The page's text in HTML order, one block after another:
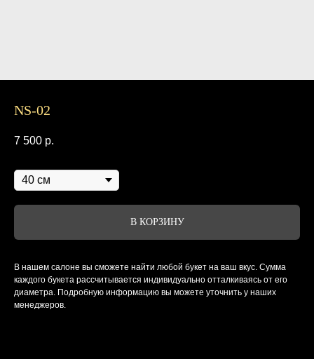
NS-02
7 500 р.
В КОРЗИНУ
В нашем салоне вы сможете найти любой букет на ваш вкус. Сумма
каждого букета рассчитывается индивидуально отталкиваясь от его
диаметра. Подробную информацию вы можете уточнить у наших
менеджеров.